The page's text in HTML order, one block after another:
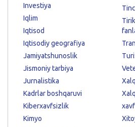
Investiya
Iqlim
Iqtisod
Iqtisodiy geografiya
Jamiyatshunoslik
Jismoniy tarbiya
Jurnalistika
Kadrlar boshqaruvi
Kiberxavfsizlik
Kimyo